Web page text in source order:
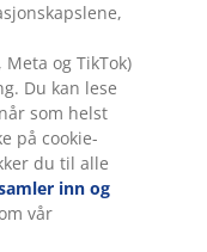
og TikTok)
Du kan lese
som helst
på cookie-
du til alle
inn og
vår